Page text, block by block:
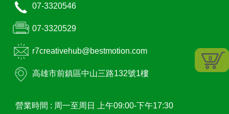
0
07-3320546
07-3320529
r7creativehub@bestmotion.com
高雄市前鎮區中山三路132號1樓
營業時間 : 周一至周日 上午09:00-下午17:30